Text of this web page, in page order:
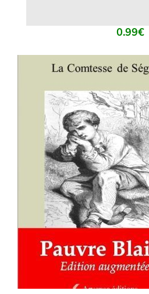
0.99€
AJOUTER AU PANIER /